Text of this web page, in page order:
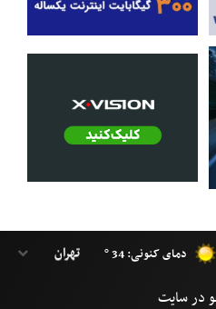
دمای کنونی: 34 °